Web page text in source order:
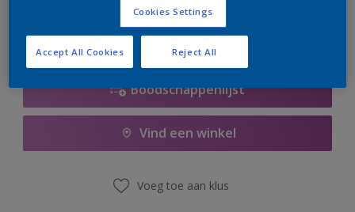
Boodschappenlijst
Vind een winkel
Voeg toe aan klus
Cookies Settings
Reject All
Accept All Cookies